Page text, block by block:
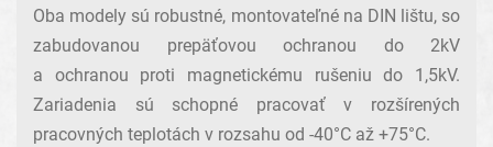
Oba modely sú robustné, montovateľné na DIN lištu, so
zabudovanou prepäťovou ochranou do 2kV
a ochranou proti magnetickému rušeniu do 1,5kV.
Zariadenia sú schopné pracovať v rozšírených
pracovných teplotách v rozsahu od -40°C až +75°C.